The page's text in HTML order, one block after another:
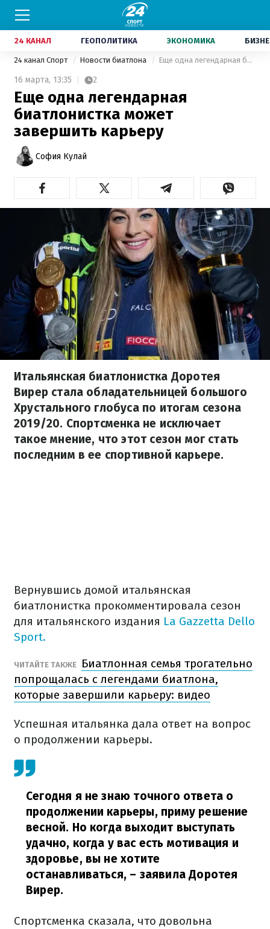
24 КАНАЛ ГЕОПОЛИТИКА ЭКОНОМИКА
24 канал Спорт Новости биатлона Еще одна легендарная биатлонистка может завершить карьеру
16 марта, 13:35 2
Еще одна легендарная
биатлонистка может
завершить карьеру
София Кулай
Итальянская биатлонистка Доротея
Вирер стала обладательницей большого
Хрустального глобуса по итогам сезона
2019/20. Спортсменка не исключает
такое мнение, что этот сезон мог стать
последним в ее спортивной карьере.
Вернувшись домой итальянская
биатлонистка прокомментировала сезон
для итальянского издания La Gazzetta Dello
Sport.
ЧИТАЙТЕ ТАКЖЕ
Биатлонная семья трогательно
попрощалась с легендами биатлона,
которые завершили карьеру: видео
Успешная итальянка дала ответ на вопрос
о продолжении карьеры.
Сегодня я не знаю точного ответа о
продолжении карьеры, приму решение
весной. Но когда выходит выступать
удачно, когда у вас есть мотивация и
здоровье, вы не хотите
останавливаться, – заявила Доротея
Вирер.
Спортсменка сказала, что довольна